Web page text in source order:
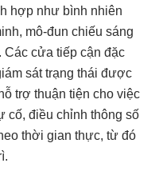
hợp như bình nhiên
mô-đun chiếu sáng
Các cửa tiếp cận đặc
sát trạng thái được
trợ thuận tiện cho việc
cố, điều chỉnh thông số
thời gian thực, từ đó